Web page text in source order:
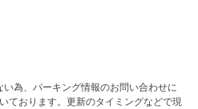
為、パーキング情報のお問い合わせに
ております。更新のタイミングなどで現